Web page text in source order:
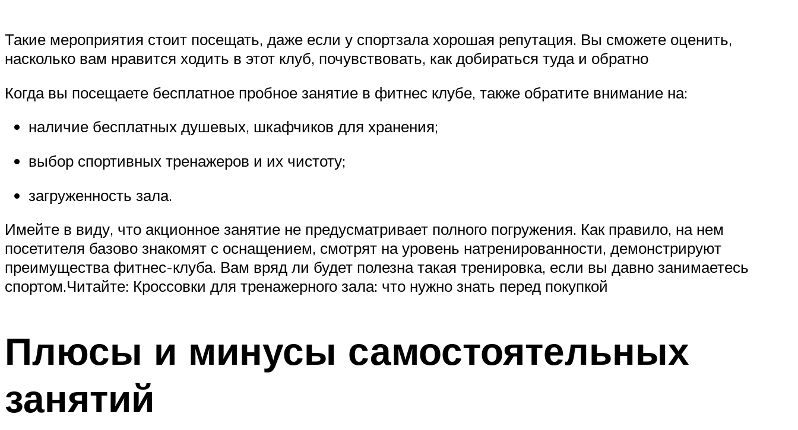
Такие мероприятия стоит посещать, даже если у спортзала хорошая репутация. Вы сможете оценить,
насколько вам нравится ходить в этот клуб, почувствовать, как добираться туда и обратно
Когда вы посещаете бесплатное пробное занятие в фитнес клубе, также обратите внимание на:
наличие бесплатных душевых, шкафчиков для хранения;
выбор спортивных тренажеров и их чистоту;
загруженность зала.
Имейте в виду, что акционное занятие не предусматривает полного погружения. Как правило, на нем
посетителя базово знакомят с оснащением, смотрят на уровень натренированности, демонстрируют
преимущества фитнес-клуба. Вам вряд ли будет полезна такая тренировка, если вы давно занимаетесь
спортом.Читайте: Кроссовки для тренажерного зала: что нужно знать перед покупкой
Плюсы и минусы самостоятельных
занятий